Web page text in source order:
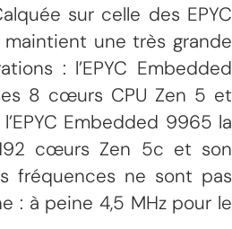
sur celle des EPYC
une très grande
: l’EPYC Embedded
8 cœurs CPU Zen 5 et
Embedded 9965 la
cœurs Zen 5c et son
fréquences ne sont pas
: à peine 4,5 MHz pour le